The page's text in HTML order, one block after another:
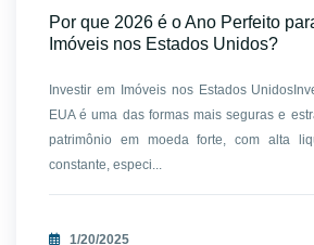
Por que 2026 é o Ano Perfeito
Imóveis nos Estados Unidos?
Investir em Imóveis nos Estados
EUA é uma das formas mais seguras e
patrimônio em moeda forte, com alta
constante, especi...
1/20/2025